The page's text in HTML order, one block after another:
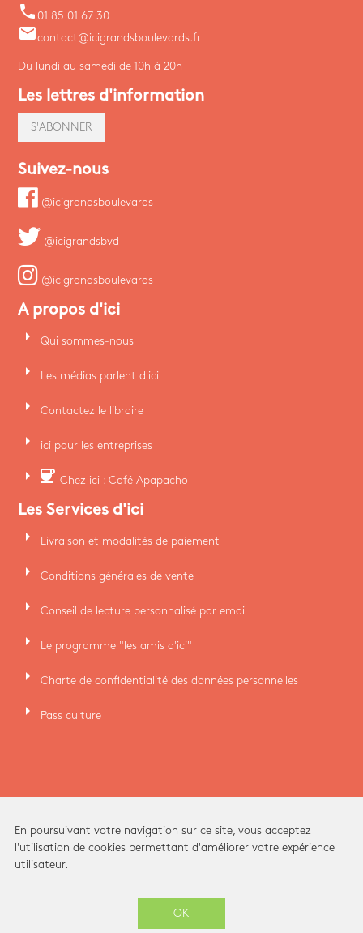
phone 01 85 01 67 30
emailcontact@icigrandsboulevards.fr
Du lundi au samedi de 10h à 20h
Les lettres d'information
S'ABONNER
Suivez-nous
@icigrandsboulevards
@icigrandsbvd
@icigrandsboulevards
A propos d'ici
arrow_right Qui sommes-nous
arrow_right Les médias parlent d'ici
arrow_right Contactez le libraire
arrow_right ici pour les entreprises
arrow_right coffee Chez ici : Café Apapacho
Les Services d'ici
arrow_right Livraison et modalités de paiement
arrow_right Conditions générales de vente
arrow_right Conseil de lecture personnalisé par email
arrow_right Le programme "les amis d'ici"
arrow_right Charte de confidentialité des données personnelles
arrow_right Pass culture
Ici Librairie - Paris Grands Boulevards © 2026 -
En poursuivant votre navigation sur ce site, vous acceptez
l'utilisation de cookies permettant d'améliorer votre expérience
utilisateur.
OK